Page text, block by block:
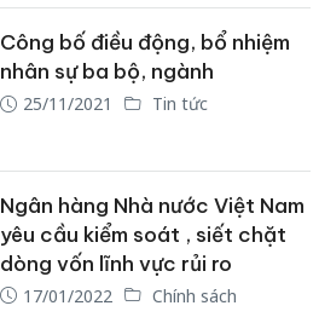
Công bố điều động, bổ nhiệm
nhân sự ba bộ, ngành
25/11/2021 Tin tức
Ngân hàng Nhà nước Việt Nam
yêu cầu kiểm soát , siết chặt
dòng vốn lĩnh vực rủi ro
17/01/2022 Chính sách